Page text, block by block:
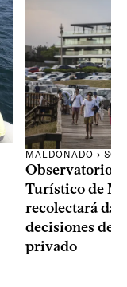
MALDONADO ›
Observatorio
Turístico de
recolectará
decisiones del
privado